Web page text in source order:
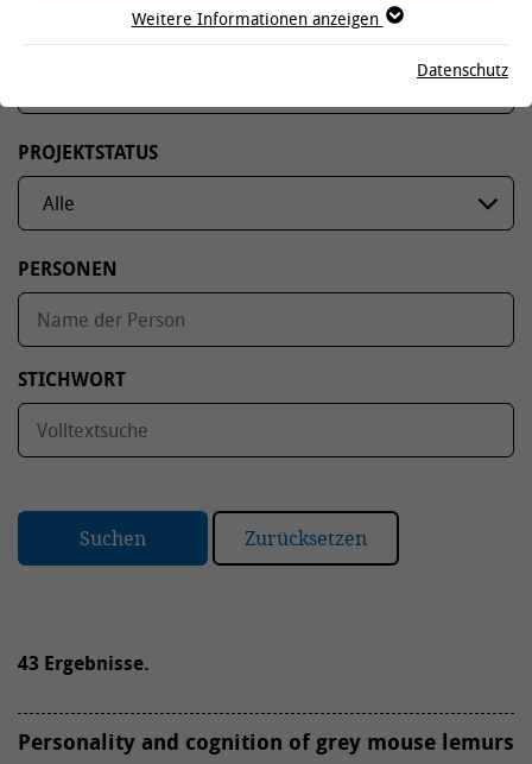
EINRICHTUNG
PROJEKTSTATUS
PERSONEN
STICHWORT
Suchen Zurücksetzen
43 Ergebnisse.
Personality and cognition of grey mouse lemurs
Weitere Informationen anzeigen
Datenschutz